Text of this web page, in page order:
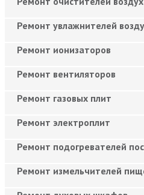
Ремонт увлажнителей
Ремонт ионизаторов
Ремонт вентиляторов
Ремонт газовых плит
Ремонт электроплит
Ремонт подогревателей
Ремонт измельчителей